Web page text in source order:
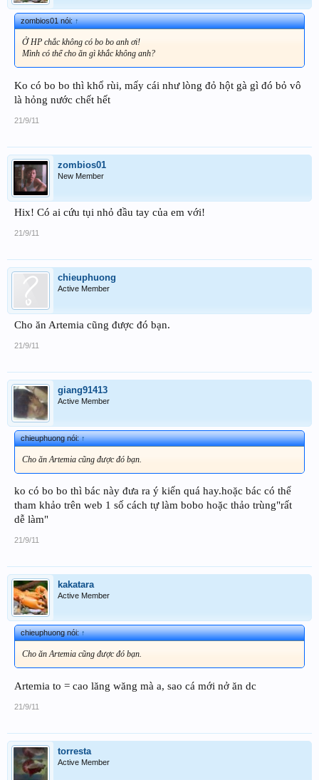
zombios01 nói:↑
Ở HP chắc không có bo bo anh ơi!
Mình có thể cho ăn gì khắc không anh?
Ko có bo bo thì khổ rùi, mấy cái như lòng đỏ hột gà gì đó bỏ vô
là hỏng nước chết hết
21/9/11
zombios01
New Member
Hix! Có ai cứu tụi nhỏ đầu tay của em với!
21/9/11
chieuphuong
Active Member
Cho ăn Artemia cũng được đó bạn.
21/9/11
giang91413
Active Member
chieuphuong nói:↑
Cho ăn Artemia cũng được đó bạn.
ko có bo bo thì bác này đưa ra ý kiến quá hay.hoặc bác có thể
tham khảo trên web 1 số cách tự làm bobo hoặc thảo trùng"rất
dễ làm"
21/9/11
kakatara
Active Member
chieuphuong nói:↑
Cho ăn Artemia cũng được đó bạn.
Artemia to = cao lăng wăng mà a, sao cá mới nở ăn dc
21/9/11
torresta
Active Member